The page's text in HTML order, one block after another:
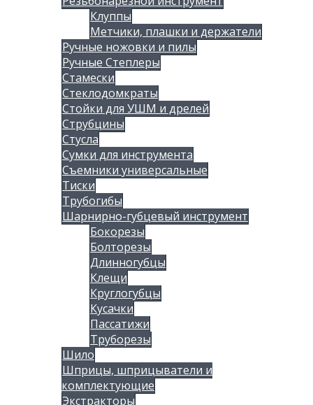
Клуппы
Метчики, плашки и держатели
Ручные ножовки и пилы
Ручные Степлеры
Стамески
Стеклодомкраты
Стойки для УШМ и дрелей
Струбцины
Стусла
Сумки для инструмента
Съемники универсальные
Тиски
Трубогибы
Шарнирно-губцевый инструмент
Бокорезы
Болторезы
Длинногубцы
Клещи
Круглогубцы
Кусачки
Пассатижи
Труборезы
Шило
Шприцы, шприцыватели и
комплектующие
Экстракторы